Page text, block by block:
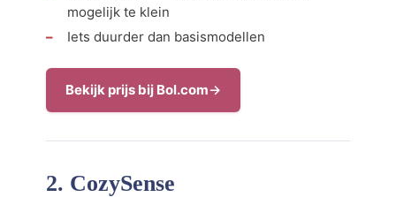
mogelijk te klein
Iets duurder dan basismodellen
Bekijk prijs bij Bol.com
2. CozySense